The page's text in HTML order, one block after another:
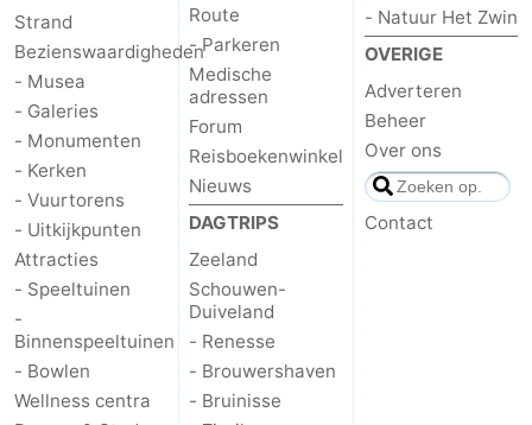
Actief
Praktisch
Forum
Route
-
Parkeren
Reisboekenwinkel
Nieuws
Medische
adressen
Regio
Strand
Bezienswaardigheden
- Musea
- Galeries
- Monumenten
- Kerken
- Vuurtorens
- Uitkijkpunten
Attracties
- Speeltuinen
-
Binnenspeeltuinen
- Bowlen
Wellness centra
Route
- Parkeren
Medische
adressen
Forum
Reisboekenwinkel
Nieuws
DAGTRIPS
Zeeland
Schouwen-
Duiveland
- Renesse
- Brouwershaven
- Bruinisse
- Natuur Het Zwin
OVERIGE
Adverteren
Beheer
Over ons
Contact